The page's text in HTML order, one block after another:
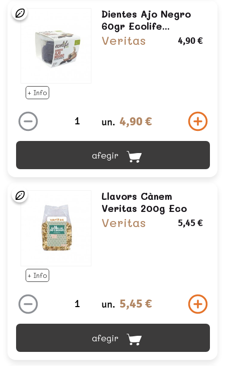
+ Info
Dientes Ajo Negro
60gr Ecolife...
Veritas 4,90 €
un. 4,90 €
afegir
+ Info
Llavors Cànem
Veritas 200g Eco
Veritas 5,45 €
un. 5,45 €
afegir